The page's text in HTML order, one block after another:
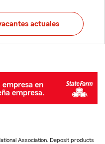
actuales
Association. Deposit products